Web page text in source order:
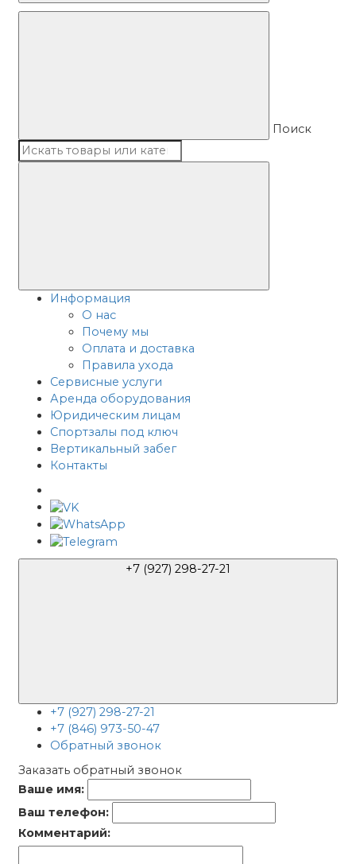
Поиск
Информация
О нас
Почему мы
Оплата и доставка
Правила ухода
Сервисные услуги
Аренда оборудования
Юридическим лицам
Спортзалы под ключ
Вертикальный забег
Контакты
+7 (927) 298-27-21
+7 (846) 973-50-47
Обратный звонок
Заказать обратный звонок
Ваше имя:
Ваш телефон:
Комментарий: